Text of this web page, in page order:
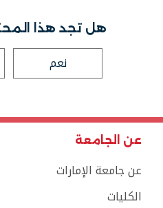
هل تجد هذا
نعم
عن الجامعة
عن جامعة الإمارات
الكليات